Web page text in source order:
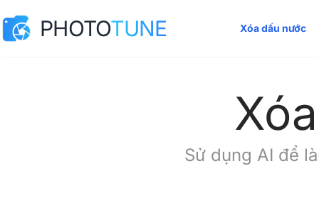
PHOTOTUNE Xóa dấu nước
Sử dụng AI để